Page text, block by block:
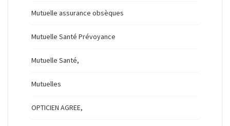
Mutuelle assurance obsèques
Mutuelle Santé Prévoyance
Mutuelle Santé,
Mutuelles
OPTICIEN AGREE,